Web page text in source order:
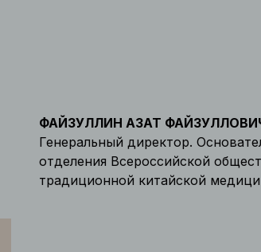
ФАЙЗУЛЛИН АЗАТ
Генеральный директор.
отделения Всероссийской
традиционной китайской